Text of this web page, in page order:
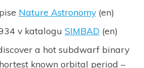
Nature Astronomy (en)
v katalogu SIMBAD (en)
a hot subdwarf binary
known orbital period –